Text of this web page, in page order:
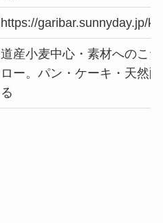
https://garibar.sunnyday.jp/
道産小麦中心・素材へのこ
ロー。パン・ケーキ・天然
る